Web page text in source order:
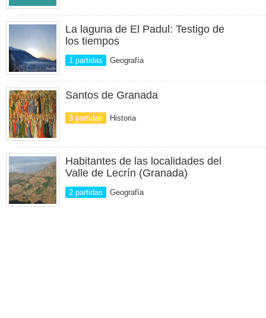
La laguna de El Padul: Testigo de
los tiempos
1 partidas Geografía
Santos de Granada
3 partidas Historia
Habitantes de las localidades del
Valle de Lecrín (Granada)
2 partidas Geografía